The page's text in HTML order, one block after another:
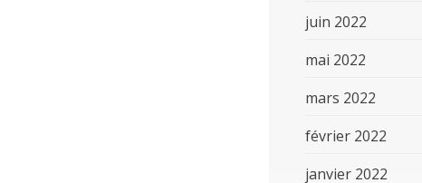
juin 2022
mai 2022
mars 2022
février 2022
janvier 2022